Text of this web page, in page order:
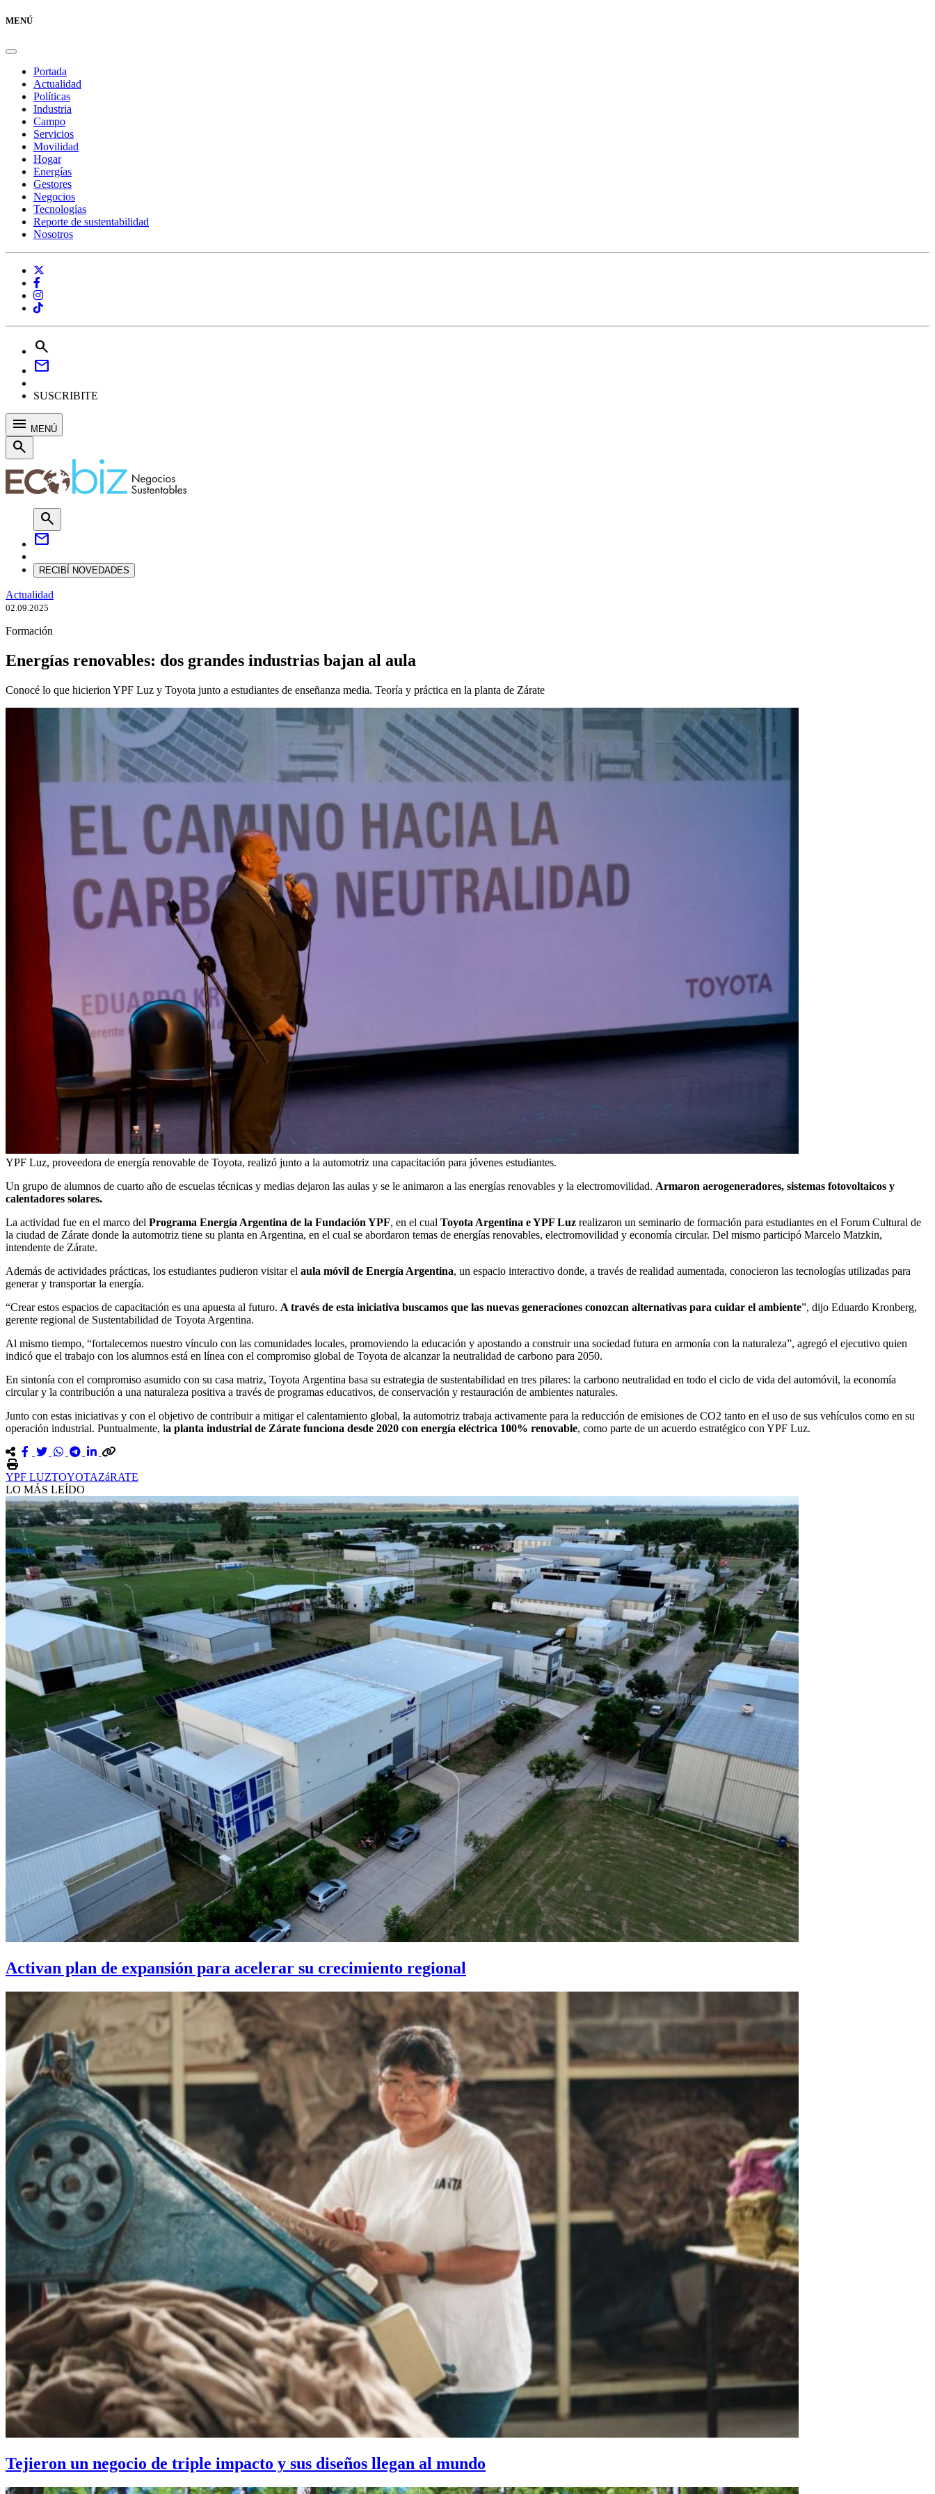
MENÚ
Portada
Actualidad
Políticas
Industria
Campo
Servicios
Movilidad
Hogar
Energías
Gestores
Negocios
Tecnologías
Reporte de sustentabilidad
Nosotros
search
mail
SUSCRIBITE
menu MENÚ
search
search
mail
RECIBÍ NOVEDADES
Actualidad
02.09.2025
Formación
Energías renovables: dos grandes industrias bajan al aula
Conocé lo que hicierion YPF Luz y Toyota junto a estudiantes de enseñanza media. Teoría y práctica en la planta de Zárate
YPF Luz, proveedora de energía renovable de Toyota, realizó junto a la automotriz una capacitación para jóvenes estudiantes.
Un grupo de alumnos de cuarto año de escuelas técnicas y medias dejaron las aulas y se le animaron a las energías renovables y la electromovilidad. Armaron aerogeneradores, sistemas fotovoltaicos y
calentadores solares.
La actividad fue en el marco del Programa Energía Argentina de la Fundación YPF, en el cual Toyota Argentina e YPF Luz realizaron un seminario de formación para estudiantes en el Forum Cultural de
la ciudad de Zárate donde la automotriz tiene su planta en Argentina, en el cual se abordaron temas de energías renovables, electromovilidad y economía circular. Del mismo participó Marcelo Matzkin,
intendente de Zárate.
Además de actividades prácticas, los estudiantes pudieron visitar el aula móvil de Energía Argentina, un espacio interactivo donde, a través de realidad aumentada, conocieron las tecnologías utilizadas para
generar y transportar la energía.
“Crear estos espacios de capacitación es una apuesta al futuro. A través de esta iniciativa buscamos que las nuevas generaciones conozcan alternativas para cuidar el ambiente”, dijo Eduardo Kronberg,
gerente regional de Sustentabilidad de Toyota Argentina.
Al mismo tiempo, “fortalecemos nuestro vínculo con las comunidades locales, promoviendo la educación y apostando a construir una sociedad futura en armonía con la naturaleza”, agregó el ejecutivo quien
indicó que el trabajo con los alumnos está en línea con el compromiso global de Toyota de alcanzar la neutralidad de carbono para 2050.
En sintonía con el compromiso asumido con su casa matriz, Toyota Argentina basa su estrategia de sustentabilidad en tres pilares: la carbono neutralidad en todo el ciclo de vida del automóvil, la economía
circular y la contribución a una naturaleza positiva a través de programas educativos, de conservación y restauración de ambientes naturales.
Junto con estas iniciativas y con el objetivo de contribuir a mitigar el calentamiento global, la automotriz trabaja activamente para la reducción de emisiones de CO2 tanto en el uso de sus vehículos como en su
operación industrial. Puntualmente, la planta industrial de Zárate funciona desde 2020 con energía eléctrica 100% renovable, como parte de un acuerdo estratégico con YPF Luz.
YPF LUZTOYOTAZáRATE
LO MÁS LEÍDO
Activan plan de expansión para acelerar su crecimiento regional
Tejieron un negocio de triple impacto y sus diseños llegan al mundo